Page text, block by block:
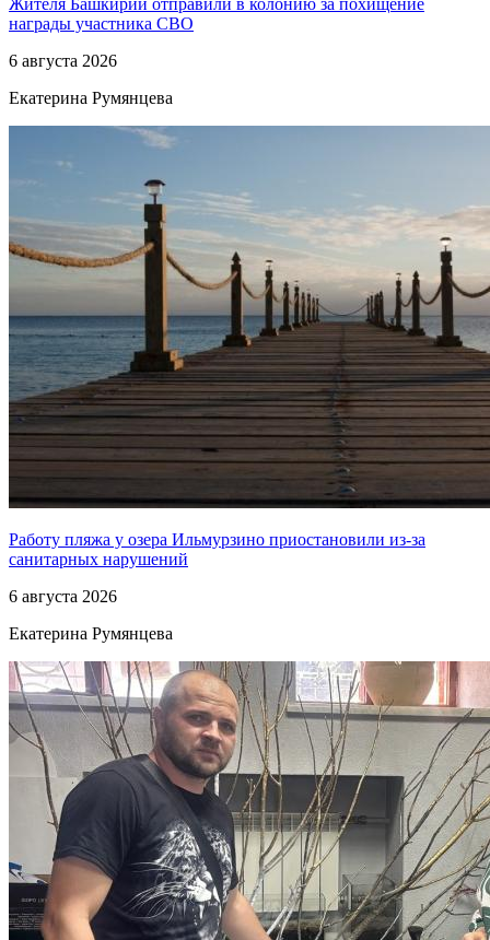
Жителя Башкирии отправили в колонию за похищение
награды участника СВО
6 августа 2026
Екатерина Румянцева
Работу пляжа у озера Ильмурзино приостановили из-за
санитарных нарушений
6 августа 2026
Екатерина Румянцева